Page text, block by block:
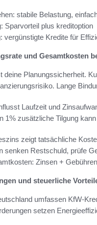
stabile Belastung,
Sparvorteil plus kreditoption
vergünstigte Kredite für
und Gesamtkosten
deine Planungssicherheit.
Lange
Laufzeit und
1% zusätzliche Tilgung
zeigt tatsächliche
senken Restschuld, prüfe
Zinsen +
und steuerliche
umfassen KfW-
setzen